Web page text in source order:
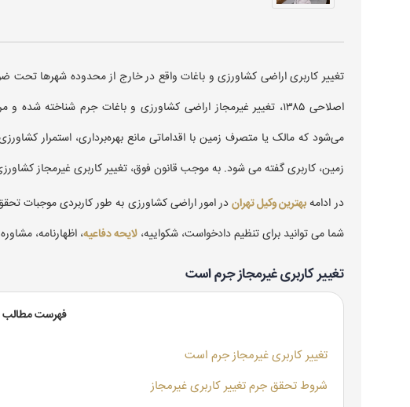
تغییر کاربری اراضی کشاورزی و باغات واقع در خارج از محدوده شهرها تحت
اصلاحی ۱۳۸۵، تغییر غیرمجاز اراضی کشاورزی و باغات جرم
می‌شود که مالک یا متصرف زمین با اقداماتی مانع بهره‌برداری، استمرار
زمین، کاربری گفته می شود. به موجب قانون فوق، تغییر کاربری غیر‌مجاز
در ادامهبهترین وکیل تهراندر امور اراضی کشاورزی به طور کاربردی موجبات
شما می توانید برای تنظیم دادخواست، شکواییه،لایحه دفاعیه، اظهارنامه،
تغییر کاربری غیرمجاز جرم است
فهرست مطالب
تغییر کاربری غیرمجاز جرم است
شروط تحقق جرم تغییر کاربری غیرمجاز